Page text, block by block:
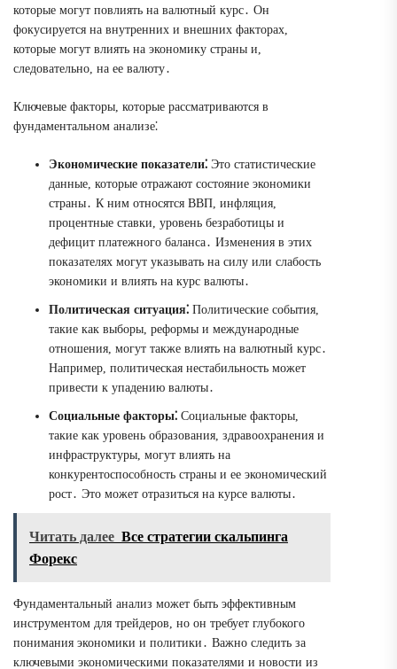
которые могут повлиять на валютный курс․ Он
фокусируется на внутренних и внешних факторах,
которые могут влиять на экономику страны и,
следовательно, на ее валюту․
Ключевые факторы, которые рассматриваются в
фундаментальном анализе⁚
Экономические показатели⁚ Это статистические
данные, которые отражают состояние экономики
страны․ К ним относятся ВВП, инфляция,
процентные ставки, уровень безработицы и
дефицит платежного баланса․ Изменения в этих
показателях могут указывать на силу или слабость
экономики и влиять на курс валюты․
Политическая ситуация⁚ Политические события,
такие как выборы, реформы и международные
отношения, могут также влиять на валютный курс․
Например, политическая нестабильность может
привести к упадению валюты․
Социальные факторы⁚ Социальные факторы,
такие как уровень образования, здравоохранения и
инфраструктуры, могут влиять на
конкурентоспособность страны и ее экономический
рост․ Это может отразиться на курсе валюты․
Читать далее Все стратегии скальпинга
Форекс
Фундаментальный анализ может быть эффективным
инструментом для трейдеров, но он требует глубокого
понимания экономики и политики․ Важно следить за
ключевыми экономическими показателями и новости из